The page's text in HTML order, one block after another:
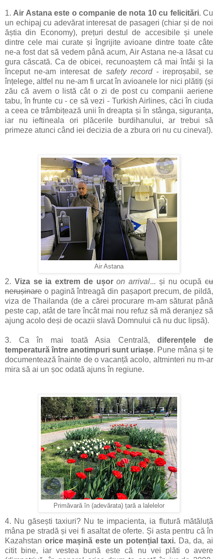
1. Air Astana este o companie de nota 10 cu felicitări. Cu
un echipaj cu adevărat interesat de pasageri (chiar și de noi
ăștia din Economy), prețuri destul de accesibile și unele
dintre cele mai curate și îngrijite avioane dintre toate câte
ne-a fost dat să vedem până acum, Air Astana ne-a lăsat cu
gura căscată. Ca de obicei, recunoaștem că mai întâi și la
început ne-am interesat de safety record- ireproșabil, se
înțelege, altfel nu ne-am fi urcat în avioanele lor nici plătiți (și
zău că avem o listă cât o zi de post cu companii aeriene
tabu, în frunte cu - ce să vezi - Turkish Airlines, căci în ciuda
a ceea ce trâmbițează unii în dreapta și în stânga, siguranța,
iar nu ieftineala ori plăcerile burdihanului, ar trebui să
primeze atunci când iei decizia de a zbura ori nu cu cineva!).
Air Astana
2. Viza se ia extrem de ușor on arrival... și nu ocupă cu
nerușinare o pagină întreagă din pașaport precum, de pildă,
viza de Thailanda (de a cărei procurare m-am săturat până
peste cap, atât de tare încât mai nou refuz să mă deranjez să
ajung acolo deși de ocazii slavă Domnului că nu duc lipsă).
3. Ca în mai toată Asia Centrală,diferențele de
temperatură între anotimpuri sunt uriașe. Pune mâna și te
documentează înainte de o vacanță acolo, altminteri nu m-ar
mira să ai un șoc odată ajuns în regiune.
Primăvară în (adevărata) țară a lalelelor
4. Nu găsești taxiuri? Nu te impacienta, ia flutură mătăluță
mâna pe stradă și vei fi asaltat de oferte. Și asta pentru că în
Kazahstan orice mașină este un potențial taxi. Da, da, ai
citit bine, iar vestea bună este că nu vei plăti o avere